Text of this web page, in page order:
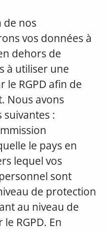
de nos
vos données à
dehors de
à utiliser une
le RGPD afin de
Nous avons
:
le pays en
lequel vos
sont
de protection
au niveau de
RGPD. En